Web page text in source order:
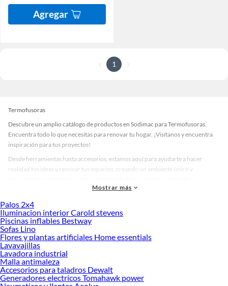
Agregar
1
Termofusoras
Descubre un amplio catálogo de productos en Sodimac para Termofusoras.
Encuentra todo lo que necesitas para renovar tu hogar. ¡Visítanos y encuentra
inspiración para tus proyectos!
Desde herramientas hasta accesorios, estamos aquí para ayudarte a hacer
realidad tus ideas y renovar tus espacios, creando un ambiente único y
accesorios de calidad que te ayudarán a crear un espacio más tú.
Desde remodelaciones hasta proyectos de decoración, estamos aquí para hacer
tus ideas realidad. ¡Visítanos y encuentra todo lo que tenemos para ofrecerte en
Termofusoras!
Explora la variedad de productos de Termofusoras en Sodimac
Herramientas, materiales y accesorios de calidad para tus proyectos y
renovación de espacios. ¡Visítanos y descubre todo lo que tenemos para
ofrecerte!
Mostrar más
Palos 2x4
Iluminacion interior Carold stevens
Piscinas inflables Bestway
Sofas Lino
Flores y plantas artificiales Home essentials
Lavavajillas
Lavadora industrial
Malla antimaleza
Accesorios para taladros Dewalt
Generadores electricos Tomahawk power